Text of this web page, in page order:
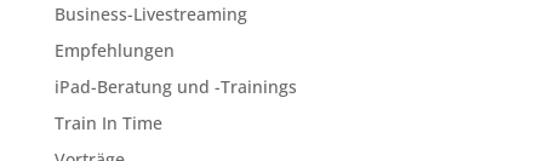
Business-Livestreaming
Empfehlungen
iPad-Beratung und -Trainings
Train In Time